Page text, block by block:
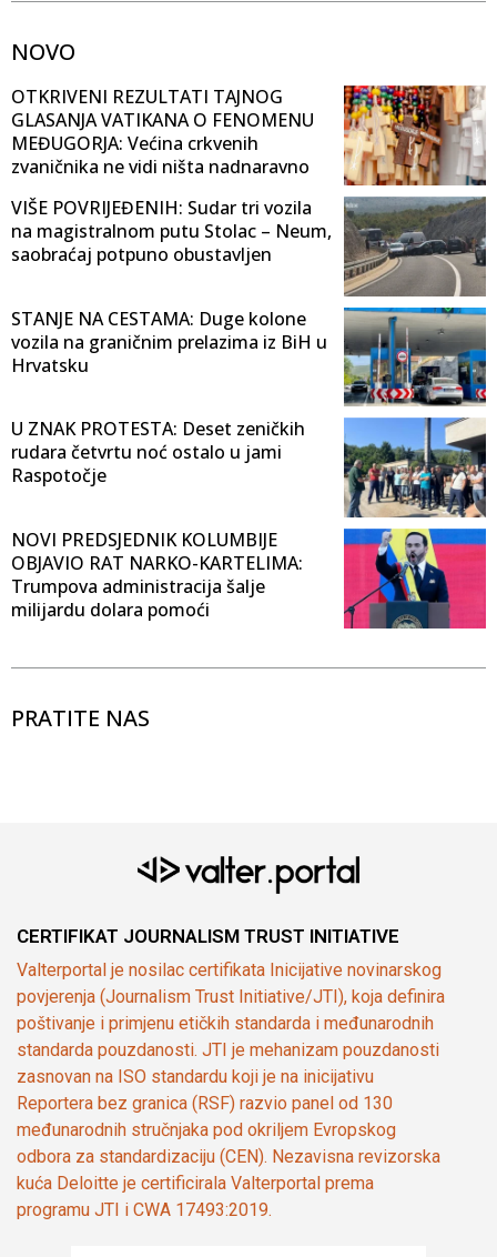
NOVO
OTKRIVENI REZULTATI TAJNOG
GLASANJA VATIKANA O FENOMENU
MEĐUGORJA: Većina crkvenih
zvaničnika ne vidi ništa nadnaravno
VIŠE POVRIJEĐENIH: Sudar tri vozila
na magistralnom putu Stolac – Neum,
saobraćaj potpuno obustavljen
STANJE NA CESTAMA: Duge kolone
vozila na graničnim prelazima iz BiH u
Hrvatsku
U ZNAK PROTESTA: Deset zeničkih
rudara četvrtu noć ostalo u jami
Raspotočje
NOVI PREDSJEDNIK KOLUMBIJE
OBJAVIO RAT NARKO-KARTELIMA:
Trumpova administracija šalje
milijardu dolara pomoći
PRATITE NAS
CERTIFIKAT JOURNALISM TRUST INITIATIVE
Valterportal je nosilac certifikata Inicijative novinarskog
povjerenja (Journalism Trust Initiative/JTI), koja definira
poštivanje i primjenu etičkih standarda i međunarodnih
standarda pouzdanosti. JTI je mehanizam pouzdanosti
zasnovan na ISO standardu koji je na inicijativu
Reportera bez granica (RSF) razvio panel od 130
međunarodnih stručnjaka pod okriljem Evropskog
odbora za standardizaciju (CEN). Nezavisna revizorska
kuća Deloitte je certificirala Valterportal prema
programu JTI i CWA 17493:2019.